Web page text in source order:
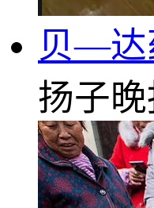
贝—达
扬子晚